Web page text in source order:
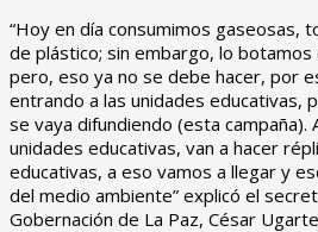
“Hoy en día consumimos gaseosas,
de plástico; sin embargo, lo
pero, eso ya no se debe hacer, por
entrando a las unidades educativas,
se vaya difundiendo (esta campaña).
unidades educativas, van a hacer
educativas, a eso vamos a llegar y
del medio ambiente” explicó el
Gobernación de La Paz, César